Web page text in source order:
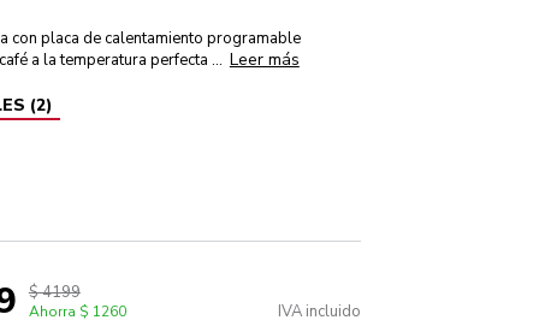
con placa de calentamiento programable
a la temperatura perfecta ... Leer más
(2)
$ 4199
Ahorra $ 1260 IVA incluido